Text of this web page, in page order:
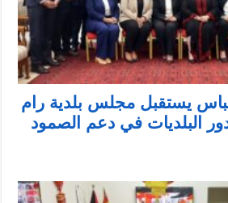
يستقبل مجلس بلدية رام
البلديات في دعم الصمود